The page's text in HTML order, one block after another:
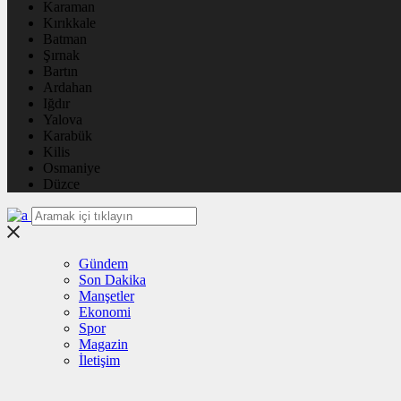
Karaman
Kırıkkale
Batman
Şırnak
Bartın
Ardahan
Iğdır
Yalova
Karabük
Kilis
Osmaniye
Düzce
Gündem
Son Dakika
Manşetler
Ekonomi
Spor
Magazin
İletişim